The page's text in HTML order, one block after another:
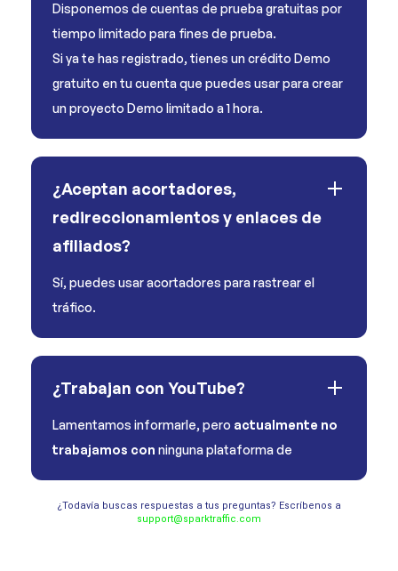
Disponemos de cuentas de prueba gratuitas por
tiempo limitado para fines de prueba.
Si ya te has registrado, tienes un crédito Demo
gratuito en tu cuenta que puedes usar para crear
un proyecto Demo limitado a 1 hora.
¿Aceptan acortadores,
redireccionamientos y enlaces de
afiliados?
Sí, puedes usar acortadores para rastrear el
tráfico.
¿Trabajan con YouTube?
Lamentamos informarle, pero actualmente no
trabajamos con ninguna plataforma de
¿Todavía buscas respuestas a tus preguntas? Escríbenos a
support@sparktraffic.com